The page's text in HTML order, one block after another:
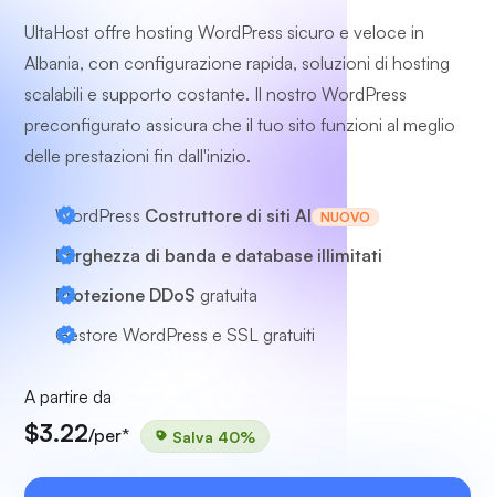
UltaHost offre hosting WordPress sicuro e veloce in
Albania, con configurazione rapida, soluzioni di hosting
scalabili e supporto costante. Il nostro WordPress
preconfigurato assicura che il tuo sito funzioni al meglio
delle prestazioni fin dall'inizio.
WordPress Costruttore di siti AI NUOVO
Larghezza di banda e database illimitati
Protezione DDoS gratuita
Gestore WordPress e SSL gratuiti
A partire da
$3.22/per* Salva 40%